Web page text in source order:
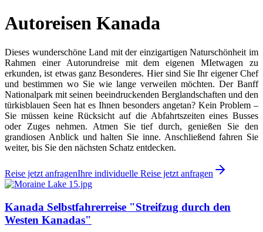
Autoreisen Kanada
Dieses wunderschöne Land mit der einzigartigen Naturschönheit im
Rahmen einer Autorundreise mit dem eigenen MIetwagen zu
erkunden, ist etwas ganz Besonderes. Hier sind Sie Ihr eigener Chef
und bestimmen wo Sie wie lange verweilen möchten. Der Banff
Nationalpark mit seinen beeindruckenden Berglandschaften und den
türkisblauen Seen hat es Ihnen besonders angetan? Kein Problem –
Sie müssen keine Rücksicht auf die Abfahrtszeiten eines Busses
oder Zuges nehmen. Atmen Sie tief durch, genießen Sie den
grandiosen Anblick und halten Sie inne. Anschließend fahren Sie
weiter, bis Sie den nächsten Schatz entdecken.
Reise jetzt anfragenIhre individuelle Reise jetzt anfragen
Kanada Selbstfahrerreise "Streifzug durch den
Westen Kanadas"